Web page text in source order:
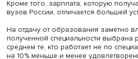
Реальная ситуация выглядит
от обучения влияет «всеобщий
образованию» — сейчас в вузы
выпускников школ. При
финансировании образования
дифференциация в зависимости